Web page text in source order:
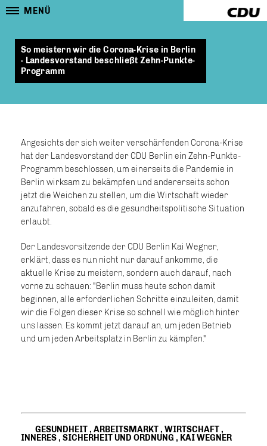
MENÜ
So meistern wir die Corona-Krise in Berlin
- Landesvorstand beschließt Zehn-Punkte-
Programm
Angesichts der sich weiter verschärfenden Corona-Krise
hat der Landesvorstand der CDU Berlin ein Zehn-Punkte-
Programm beschlossen, um einerseits die Pandemie in
Berlin wirksam zu bekämpfen und andererseits schon
jetzt die Weichen zu stellen, um die Wirtschaft wieder
anzufahren, sobald es die gesundheitspolitische Situation
erlaubt.
Der Landesvorsitzende der CDU Berlin Kai Wegner,
erklärt, dass es nun nicht nur darauf ankomme, die
aktuelle Krise zu meistern, sondern auch darauf, nach
vorne zu schauen: "Berlin muss heute schon damit
beginnen, alle erforderlichen Schritte einzuleiten, damit
wir die Folgen dieser Krise so schnell wie möglich hinter
uns lassen. Es kommt jetzt darauf an, um jeden Betrieb
und um jeden Arbeitsplatz in Berlin zu kämpfen."
GESUNDHEIT, ARBEITSMARKT, WIRTSCHAFT,
INNERES, SICHERHEIT UND ORDNUNG , KAI WEGNER